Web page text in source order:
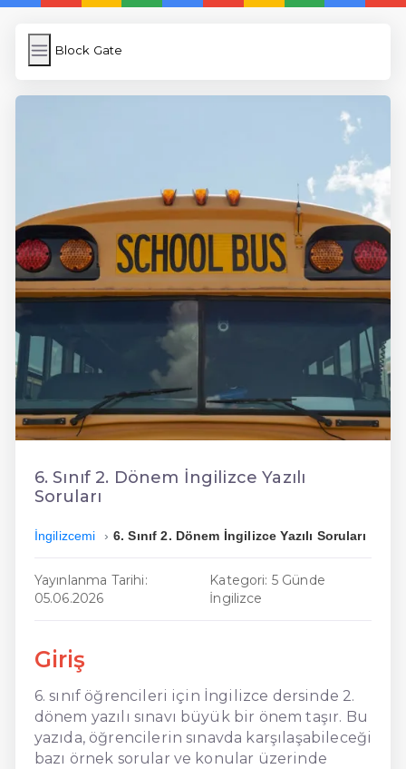
Block Gate
Block Gate
Anasayfa
5 Günde İngilizce
İngilizce
En Hızlı İngilizce
En Kolay İngilizce
En Ucuz İngilizce
En Uygun İngilizce
6. Sınıf 2. Dönem İngilizce Yazılı
Soruları
İngilizcemi 6. Sınıf 2. Dönem İngilizce Yazılı Soruları
Yayınlanma Tarihi:
05.06.2026
Kategori: 5 Günde
İngilizce
Giriş
6. sınıf öğrencileri için İngilizce dersinde 2.
dönem yazılı sınavı büyük bir önem taşır. Bu
yazıda, öğrencilerin sınavda karşılaşabileceği
bazı örnek sorular ve konular üzerinde